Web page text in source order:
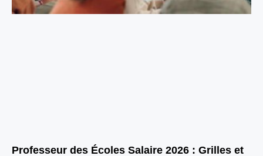
Professeur des Écoles Salaire 2026 : Grilles et